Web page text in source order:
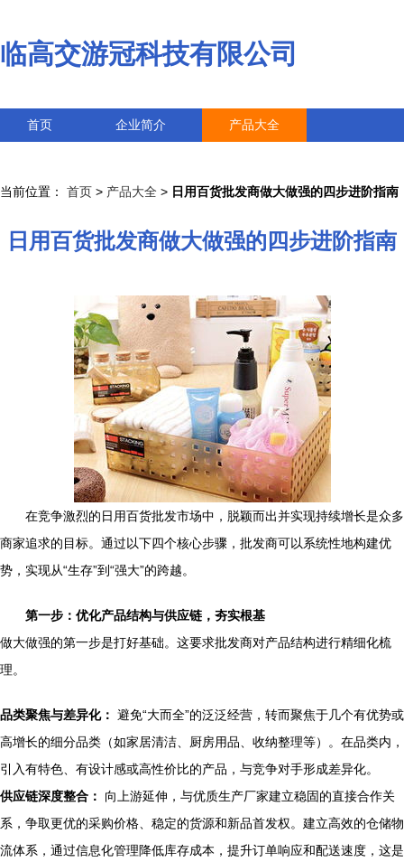
临高交游冠科技有限公司
首页 企业简介 产品大全
当前位置： 首页 > 产品大全 > 日用百货批发商做大做强的四步进阶指南
日用百货批发商做大做强的四步进阶指南
在竞争激烈的日用百货批发市场中，脱颖而出并实现持续增长是众多
商家追求的目标。通过以下四个核心步骤，批发商可以系统性地构建优
势，实现从“生存”到“强大”的跨越。
第一步：优化产品结构与供应链，夯实根基
做大做强的第一步是打好基础。这要求批发商对产品结构进行精细化梳
理。
品类聚焦与差异化： 避免“大而全”的泛泛经营，转而聚焦于几个有优势或
高增长的细分品类（如家居清洁、厨房用品、收纳整理等）。在品类内，
引入有特色、有设计感或高性价比的产品，与竞争对手形成差异化。
供应链深度整合：
向上游延伸，与优质生产厂家建立稳固的直接合作关
系，争取更优的采购价格、稳定的货源和新品首发权。建立高效的仓储物
流体系，通过信息化管理降低库存成本，提升订单响应和配送速度，这是